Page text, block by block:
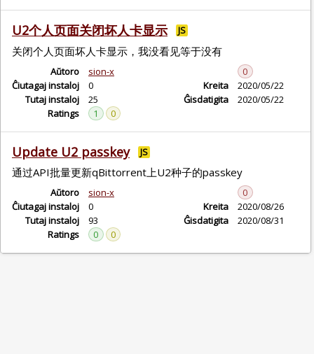
U2个人页面关闭坏人卡显示 JS
关闭个人页面坏人卡显示，我没看见等于没有
Aŭtoro
sion-x
Ĉiutagaj instaloj
0
Tutaj instaloj
25
Ratings
1 0
0
Kreita
2020/05/22
Ĝisdatigita
2020/05/22
Update U2 passkey JS
通过API批量更新qBittorrent上U2种子的passkey
Aŭtoro
sion-x
Ĉiutagaj instaloj
0
Tutaj instaloj
93
Ratings
0 0
0
Kreita
2020/08/26
Ĝisdatigita
2020/08/31